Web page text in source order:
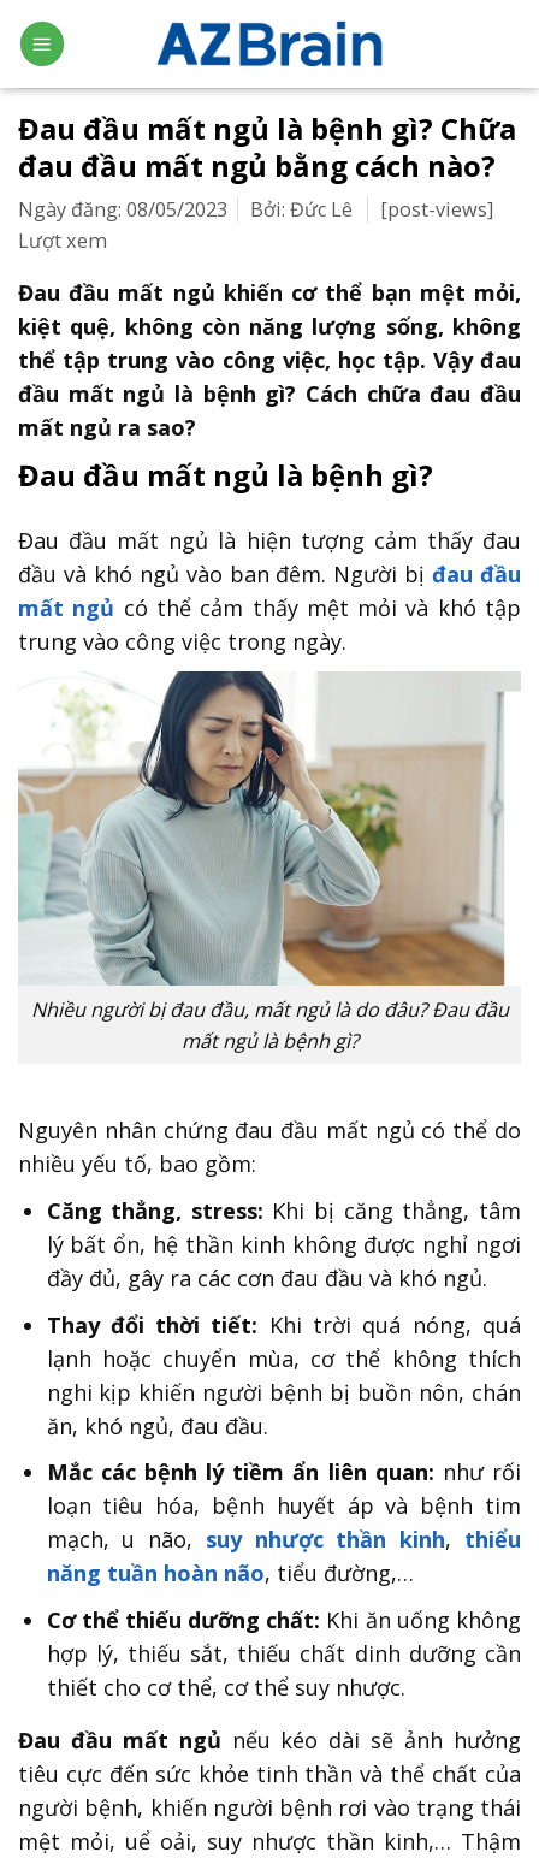
Skip
to
content
Đau đầu mất ngủ là bệnh gì? Chữa
đau đầu mất ngủ bằng cách nào?
Ngày đăng: 08/05/2023 Bởi: Đức Lê
[post-views]
Lượt xem
Đau đầu mất ngủ khiến cơ thể bạn mệt mỏi,
kiệt quệ, không còn năng lượng sống, không
thể tập trung vào công việc, học tập. Vậy đau
đầu mất ngủ là bệnh gì? Cách chữa đau đầu
mất ngủ ra sao?
Đau đầu mất ngủ là bệnh gì?
Đau đầu mất ngủ là hiện tượng cảm thấy đau
đầu và khó ngủ vào ban đêm. Người bịđau đầu
mất ngủ có thể cảm thấy mệt mỏi và khó tập
trung vào công việc trong ngày.
Nhiều người bị đau đầu, mất ngủ là do đâu? Đau đầu
mất ngủ là bệnh gì?
Nguyên nhân chứng đau đầu mất ngủ có thể do
nhiều yếu tố, bao gồm:
Căng thẳng, stress: Khi bị căng thẳng, tâm
lý bất ổn, hệ thần kinh không được nghỉ ngơi
đầy đủ, gây ra các cơn đau đầu và khó ngủ.
Thay đổi thời tiết: Khi trời quá nóng, quá
lạnh hoặc chuyển mùa, cơ thể không thích
nghi kịp khiến người bệnh bị buồn nôn, chán
ăn, khó ngủ, đau đầu.
Mắc các bệnh lý tiềm ẩn liên quan: như rối
loạn tiêu hóa, bệnh huyết áp và bệnh tim
mạch, u não, suy nhược thần kinh, thiểu
năng tuần hoàn não, tiểu đường,…
Cơ thể thiếu dưỡng chất: Khi ăn uống không
hợp lý, thiếu sắt, thiếu chất dinh dưỡng cần
thiết cho cơ thể, cơ thể suy nhược.
Đau đầu mất ngủ nếu kéo dài sẽ ảnh hưởng
tiêu cực đến sức khỏe tinh thần và thể chất của
người bệnh, khiến người bệnh rơi vào trạng thái
mệt mỏi, uể oải, suy nhược thần kinh,… Thậm